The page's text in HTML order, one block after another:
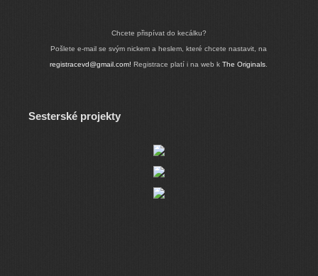
Chcete přispívat do kecálku?
Pošlete e-mail se svým nickem a heslem, které chcete nastavit, na
registracevd@gmail.com! Registrace platí i na web kThe Originals
Sesterské projekty